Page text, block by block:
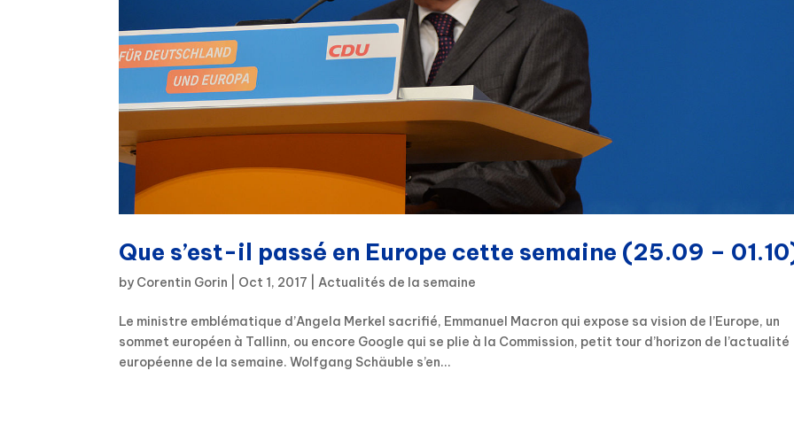
Que s’est-il passé en Europe cette semaine (25.09 –
by Corentin Gorin Oct 1, 2017 |Actualités de la semaine
Le ministre emblématique d’Angela Merkel sacrifié, Emmanuel Macron qui expose sa vision de l’Europe, un
sommet européen à Tallinn, ou encore Google qui se plie à la Commission, petit tour d’horizon de l’actualité
européenne de la semaine. Wolfgang Schäuble s’en...